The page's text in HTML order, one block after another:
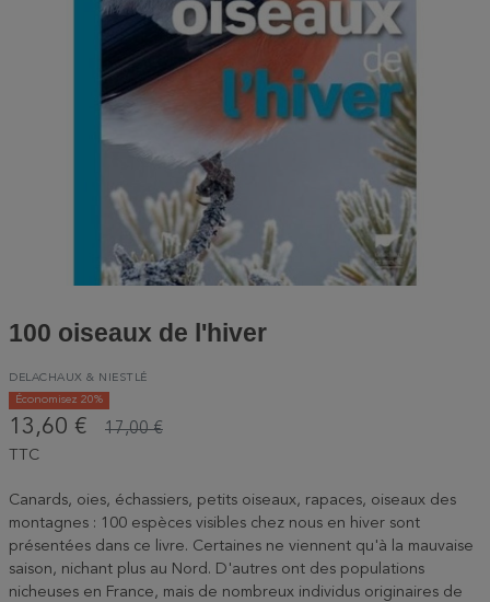
100 oiseaux de l'hiver
DELACHAUX & NIESTLÉ
Économisez 20%
13,60 € 17,00 €
TTC
Canards, oies, échassiers, petits oiseaux, rapaces, oiseaux des
montagnes : 100 espèces visibles chez nous en hiver sont
présentées dans ce livre. Certaines ne viennent qu'à la mauvaise
saison, nichant plus au Nord. D'autres ont des populations
nicheuses en France, mais de nombreux individus originaires de